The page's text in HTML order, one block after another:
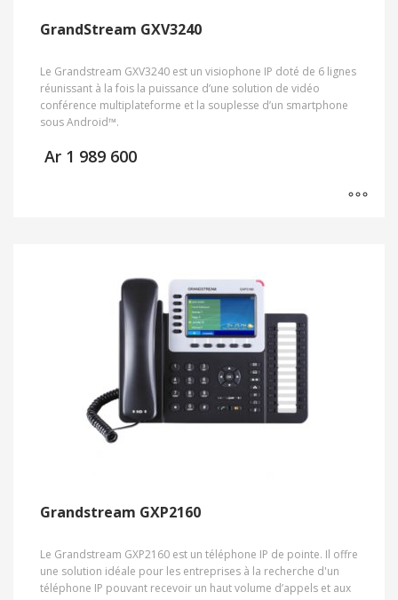
GrandStream GXV3240
Le Grandstream GXV3240 est un visiophone IP doté de 6 lignes
réunissant à la fois la puissance d’une solution de vidéo
conférence multiplateforme et la souplesse d’un smartphone
sous Android™.
Ar 1 989 600
Grandstream GXP2160
Le Grandstream GXP2160 est un téléphone IP de pointe. Il offre
une solution idéale pour les entreprises à la recherche d'un
téléphone IP pouvant recevoir un haut volume d’appels et aux